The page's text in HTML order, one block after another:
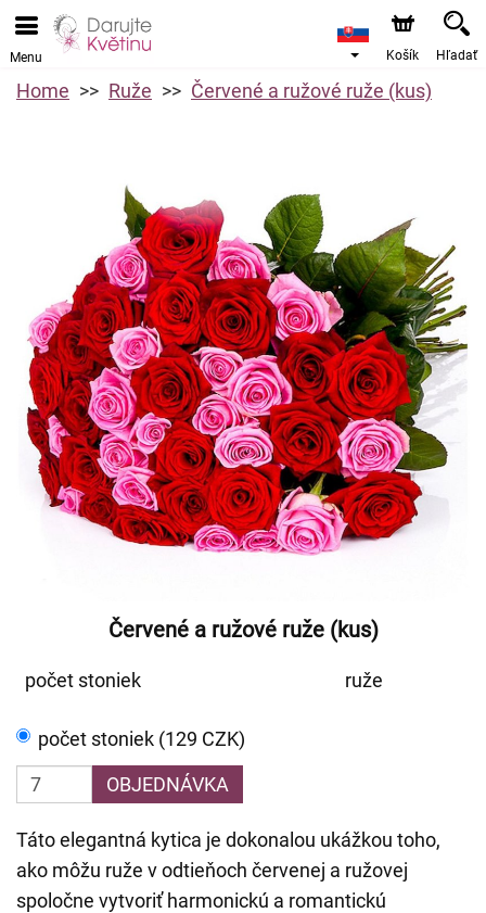
Menu Košík Hľadať
Home Ruže Červené a ružové ruže (kus)
Červené a ružové ruže (kus)
počet stoniek ruže
počet stoniek (129 CZK)
OBJEDNÁVKA
Táto elegantná kytica je dokonalou ukážkou toho,
ako môžu ruže v odtieňoch červenej a ružovej
spoločne vytvoriť harmonickú a romantickú